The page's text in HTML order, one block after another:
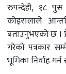
रुपन्देही, १८
कोइरालाले
बताउनुभएको छ
गरेको पत्रकार
भूमिका निर्वाह